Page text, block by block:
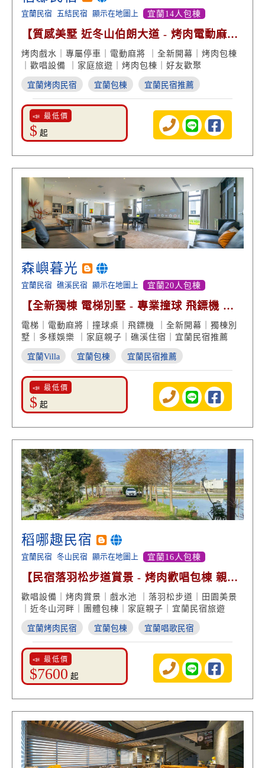
宜蘭民宿 五結民宿 顯示在地圖上 宜蘭14人包棟
【質感美墅 近冬山伯朗大道 - 烤肉電動麻將
渡假享受】
烤肉戲水｜專屬停車｜電動麻將 ｜全新開幕｜烤肉包棟
｜歡唱設備 ｜家庭旅遊｜烤肉包棟｜好友歡聚
宜蘭烤肉民宿 宜蘭包棟 宜蘭民宿推薦
📣 最低價
$ 起
森嶼暮光
宜蘭民宿 礁溪民宿 顯示在地圖上 宜蘭20人包棟
【全新獨棟 電梯別墅 - 專業撞球 飛鏢機 大
投影螢幕 烤肉包棟】
電梯｜電動麻將｜撞球桌｜飛鏢機 ｜全新開幕｜獨棟別
墅｜多樣娛樂 ｜家庭親子｜礁溪住宿｜宜蘭民宿推薦
宜蘭Villa 宜蘭包棟 宜蘭民宿推薦
📣 最低價
$ 起
稻哪趣民宿
宜蘭民宿 冬山民宿 顯示在地圖上 宜蘭16人包棟
【民宿落羽松步道賞景 - 烤肉歡唱包棟 親子
戲水玩樂】
歡唱設備｜烤肉賞景｜戲水池 ｜落羽松步道｜田園美景
｜近冬山河畔｜團體包棟｜家庭親子｜宜蘭民宿旅遊
宜蘭烤肉民宿 宜蘭包棟 宜蘭唱歌民宿
📣 最低價
$7600 起